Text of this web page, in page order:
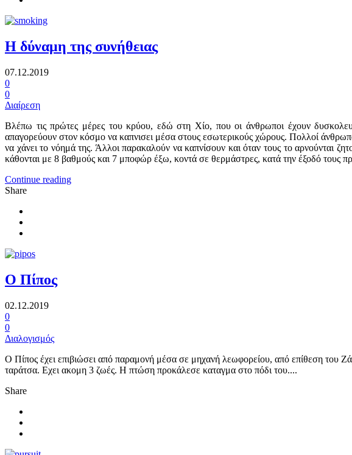
Η δύναμη της συνήθειας
07.12.2019
0
0
Διαίρεση
Βλέπω τις πρώτες μέρες του κρύου, εδώ στη Χίο, που οι άνθρωποι έχουν
απαγορεύουν στον κόσμο να καπνισει μέσα στους εσωτερικούς χώρους. Πολλοί
να χάνει το νόημά της. Άλλοι παρακαλούν να καπνίσουν και όταν τους το αρνούνται
κάθονται με 8 βαθμούς και 7 μποφώρ έξω, κοντά σε θερμάστρες, κατά την έξοδό τους
Continue reading
Share
Ο Πίπος
02.12.2019
0
0
Διαλογισμός
O Πίπος έχει επιβιώσει από παραμονή μέσα σε μηχανή λεωφορείου, από επίθεση του
ταράτσα. Εχει ακομη 3 ζωές. Η πτώση προκάλεσε καταγμα στο πόδι του....
Share